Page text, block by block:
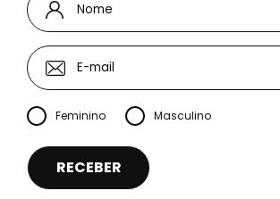
Feminino Masculino